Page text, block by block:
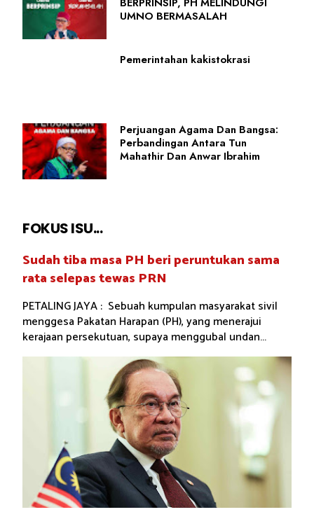
UMNO BERMASALAH
Pemerintahan kakistokrasi
Perjuangan Agama Dan Bangsa:
Perbandingan Antara Tun
Mahathir Dan Anwar Ibrahim
FOKUS ISU...
Sudah tiba masa PH beri peruntukan sama
rata selepas tewas PRN
PETALING JAYA : Sebuah kumpulan masyarakat sivil
menggesa Pakatan Harapan (PH), yang menerajui
kerajaan persekutuan, supaya menggubal undan...